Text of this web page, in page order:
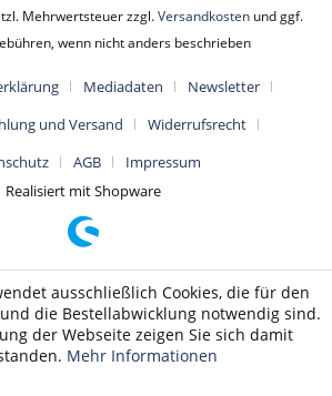
Mehrwertsteuer zzgl.Versandkosten und ggf.
wenn nicht anders beschrieben
Mediadaten
Newsletter
und Versand
Widerrufsrecht
AGB
Impressum
Realisiert mit Shopware
ausschließlich Cookies, die für den
die Bestellabwicklung notwendig sind.
der Webseite zeigen Sie sich damit
Mehr Informationen